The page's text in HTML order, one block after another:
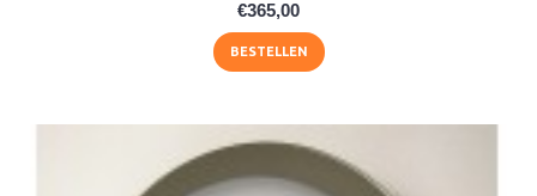
€365,00
BESTELLEN